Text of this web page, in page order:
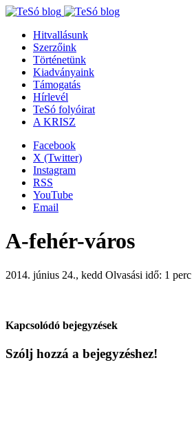
Hitvallásunk
Szerzőink
Történetünk
Kiadványaink
Támogatás
Hírlevél
TeSó folyóirat
A KRISZ
Facebook
X (Twitter)
Instagram
RSS
YouTube
Email
A-fehér-város
2014. június 24., kedd Olvasási idő: 1 perc
Kapcsolódó bejegyzések
Szólj hozzá a bejegyzéshez!